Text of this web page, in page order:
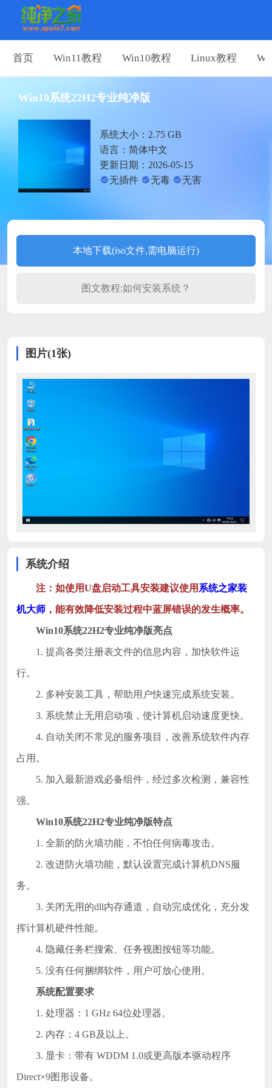
首页 Win11教程 Win10教程 Linux教程
Win10系统22H2专业纯净版
系统大小：2.75 GB
语言：简体中文
更新日期：2026-05-15
无插件
无毒 无害
本地下载(iso文件,需电脑运行)
图文教程:如何安装系统？
图片(1张)
系统介绍
注：如使用U盘启动工具安装建议使用系统之家装
机大师，能有效降低安装过程中蓝屏错误的发生概率。
Win10系统22H2专业纯净版亮点
1. 提高各类注册表文件的信息内容，加快软件运
行。
2. 多种安装工具，帮助用户快速完成系统安装。
3. 系统禁止无用启动项，使计算机启动速度更快。
4. 自动关闭不常见的服务项目，改善系统软件内存
占用。
5. 加入最新游戏必备组件，经过多次检测，兼容性
强。
Win10系统22H2专业纯净版特点
1. 全新的防火墙功能，不怕任何病毒攻击。
2. 改进防火墙功能，默认设置完成计算机DNS服
务。
3. 关闭无用的dll内存通道，自动完成优化，充分发
挥计算机硬件性能。
4. 隐藏任务栏搜索、任务视图按钮等功能。
5. 没有任何捆绑软件，用户可放心使用。
系统配置要求
1. 处理器：1 GHz 64位处理器。
2. 内存：4 GB及以上。
3. 显卡：带有 WDDM 1.0或更高版本驱动程序
Direct×9图形设备。